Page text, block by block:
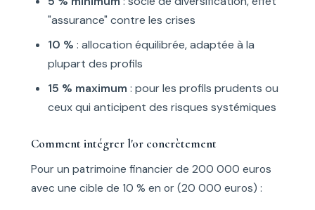
"assurance" contre les crises
10 % : allocation équilibrée, adaptée à la
plupart des profils
15 % maximum : pour les profils prudents ou
ceux qui anticipent des risques systémiques
Comment intégrer l'or concrètement
Pour un patrimoine financier de 200 000 euros
avec une cible de 10 % en or (20 000 euros) :